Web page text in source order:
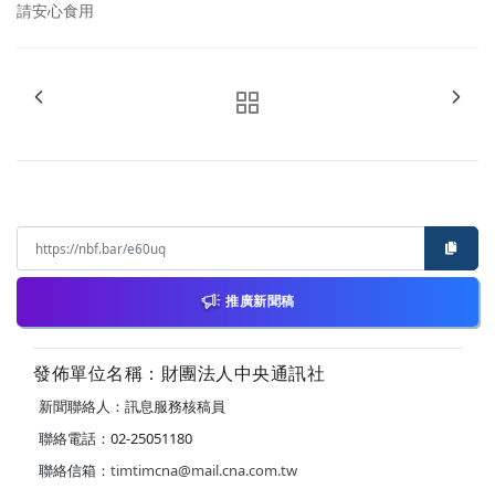
請安心食用
推廣新聞稿
發佈單位名稱：財團法人中央通訊社
新聞聯絡人：訊息服務核稿員
聯絡電話：02-25051180
聯絡信箱： timtimcna@mail.cna.com.tw